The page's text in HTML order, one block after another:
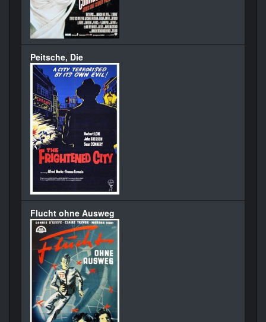
Peitsche, Die
Flucht ohne Ausweg